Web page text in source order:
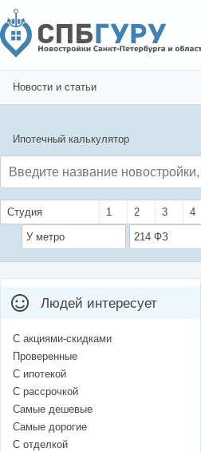
Новости и статьи
Ипотечный калькулятор
Студия 1 2 3 4
У метро 214 ФЗ
Людей интересует
С акциями-скидками
Проверенные
С ипотекой
С рассрочкой
Самые дешевые
Самые дорогие
С отделкой